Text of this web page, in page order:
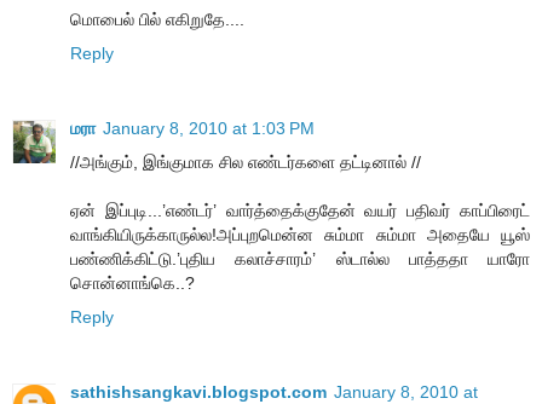
மொபைல் பில் எகிறுதே....
Reply
மரா January 8, 2010 at 1:03 PM
//அங்கும், இங்குமாக சில எண்டர்களை தட்டினால் //
ஏன் இப்புடி...’எண்டர்’ வார்த்தைக்குதேன் வயர் பதிவர் காப்பிரைட்
வாங்கியிருக்காருல்ல!அப்புறமென்ன சும்மா சும்மா அதையே யூஸ்
பண்ணிக்கிட்டு.’புதிய கலாச்சாரம்’ ஸ்டால்ல பாத்ததா யாரோ
சொன்னாங்கெ..?
Reply
sathishsangkavi.blogspot.com January 8, 2010 at